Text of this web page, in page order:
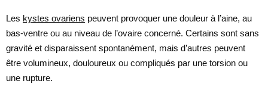
Les kystes ovariens peuvent provoquer une douleur à l’aine, au
bas-ventre ou au niveau de l’ovaire concerné. Certains sont sans
gravité et disparaissent spontanément, mais d’autres peuvent
être volumineux, douloureux ou compliqués par une torsion ou
une rupture.